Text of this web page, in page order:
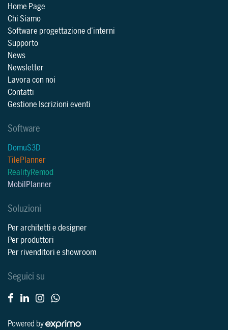
Home Page
Chi Siamo
Software progettazione d’interni
Supporto
News
Newsletter
Lavora con noi
Contatti
Gestione Iscrizioni eventi
Software
DomuS3D
TilePlanner
RealityRemod
MobilPlanner
Soluzioni
Per architetti e designer
Per produttori
Per rivenditori e showroom
Seguici su
Powered by